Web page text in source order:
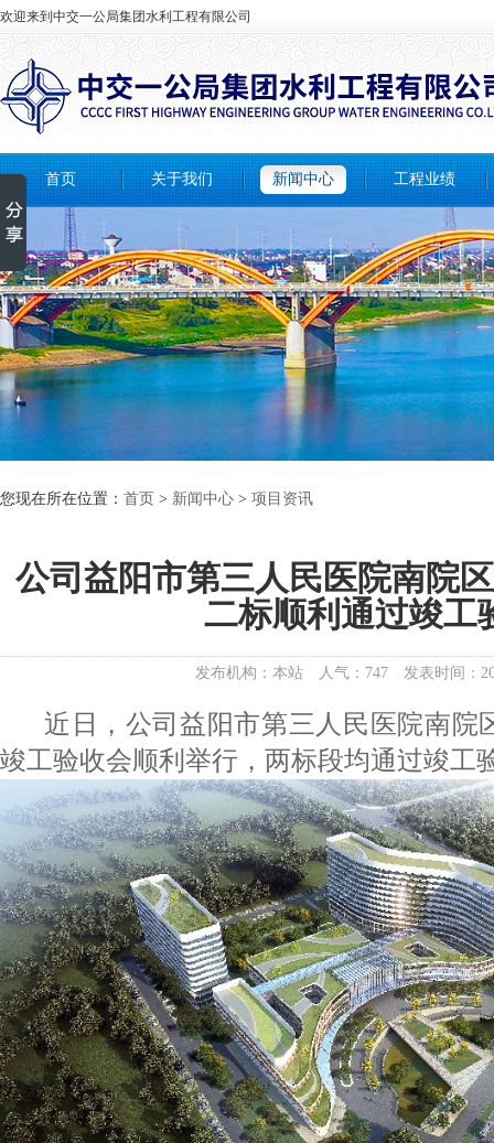
欢迎来到中交一公局集团水利工程有限公司
首页 关于我们 新闻中心 工程业绩
您现在所在位置： 首页 > 新闻中心 > 项目资讯
公司益阳市第三人民医院南院
二标顺利通过竣工
发布机构：本站 人气：747 发表时间：
近日，公司益阳市第三人民医院南院
竣工验收会顺利举行，两标段均通过竣工